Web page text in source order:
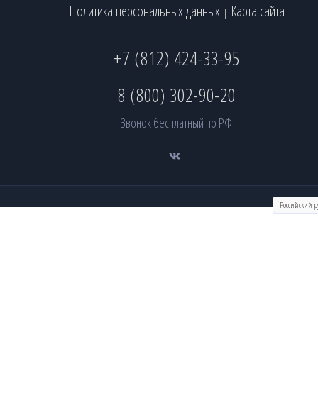
Политика персональных данных | Карта сайта
+7 (812) 424-33-95
8 (800) 302-90-20
Звонок бесплатный по РФ